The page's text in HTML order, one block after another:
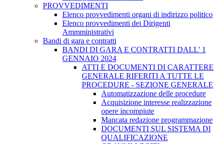
PROVVEDIMENTI
Elenco provvedimenti organi di indirizzo politico
Elenco provvedimenti dei Dirigenti
Ammministrativi
Bandi di gara e contratti
BANDI DI GARA E CONTRATTI DALL' 1
GENNAIO 2024
ATTI E DOCUMENTI DI CARATTERE
GENERALE RIFERITI A TUTTE LE
PROCEDURE - SEZIONE GENERALE
Automatizzazione delle procedure
Acquisizione interesse realizzazione
opere incompiute
Mancata redazione programmazione
DOCUMENTI SUL SISTEMA DI
QUALIFICAZIONE